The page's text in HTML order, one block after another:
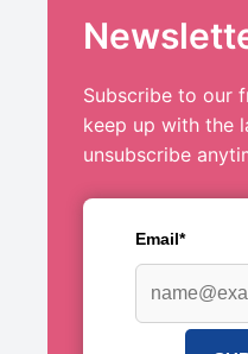
Subscribe to our
keep up with the
unsubscribe
Email*